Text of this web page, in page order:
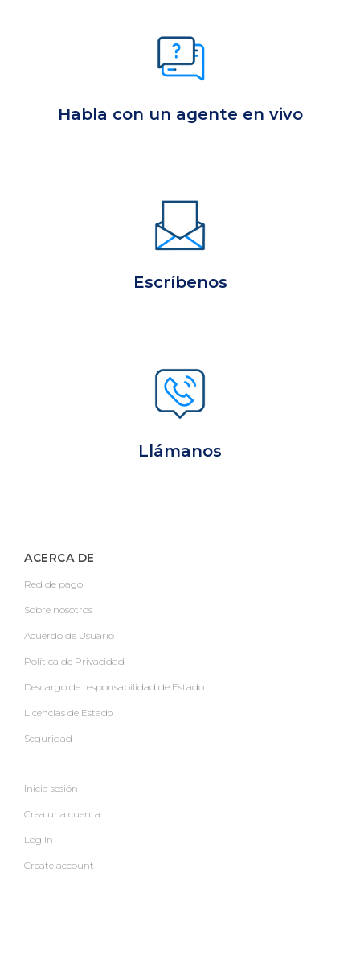
Habla con un agente en vivo
Escríbenos
Llámanos
ACERCA DE
Red de pago
Sobre nosotros
Acuerdo de Usuario
Política de Privacidad
Descargo de responsabilidad de Estado
Licencias de Estado
Seguridad
Inicia sesión
Crea una cuenta
Log in
Create account